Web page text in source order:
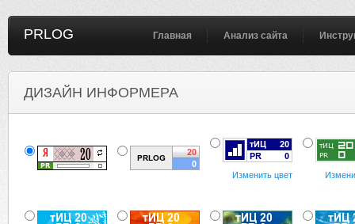
PRLOG Главная Анализ сайта
ДИЗАЙН ИНФОРМЕРА
Изменить цвет